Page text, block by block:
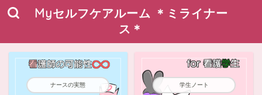
Myセルフケアルーム ＊ミライナー
ス＊
ナースの実態 学生ノート